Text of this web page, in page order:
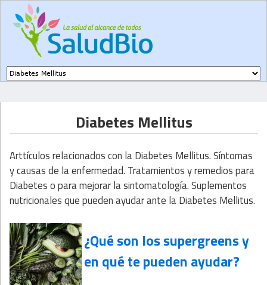
Diabetes Mellitus
Arttículos relacionados con la Diabetes Mellitus. Síntomas
y causas de la enfermedad. Tratamientos y remedios para
Diabetes o para mejorar la sintomatología. Suplementos
nutricionales que pueden ayudar ante la Diabetes Mellitus.
¿Qué son los supergreens y
en qué te pueden ayudar?